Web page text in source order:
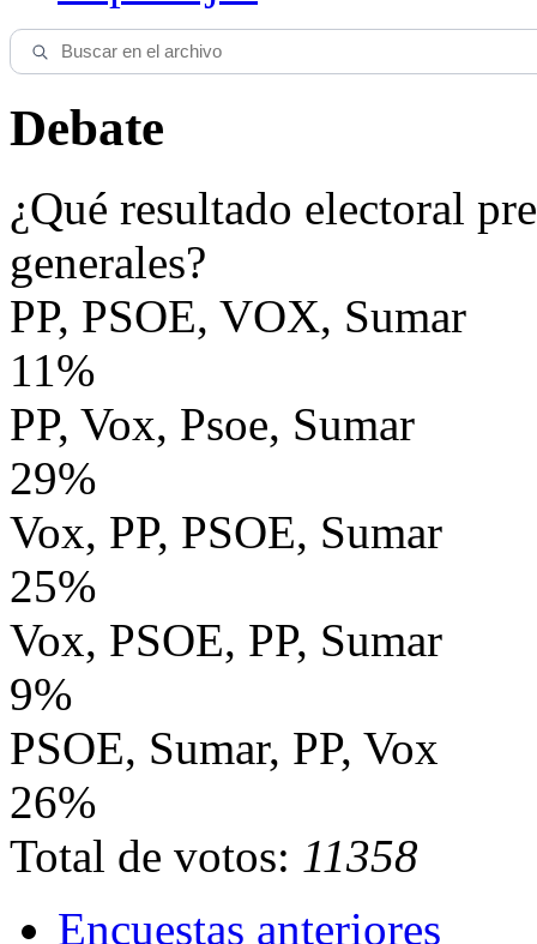
Debate
¿Qué resultado electoral
generales?
PP, PSOE, VOX, Sumar
11%
PP, Vox, Psoe, Sumar
29%
Vox, PP, PSOE, Sumar
25%
Vox, PSOE, PP, Sumar
9%
PSOE, Sumar, PP, Vox
26%
Total de votos: 11358
Encuestas anteriores